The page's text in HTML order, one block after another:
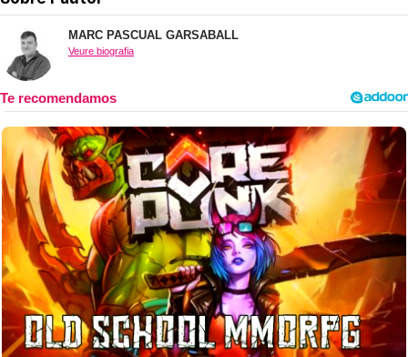
MARC PASCUAL GARSABALL
Veure biografia